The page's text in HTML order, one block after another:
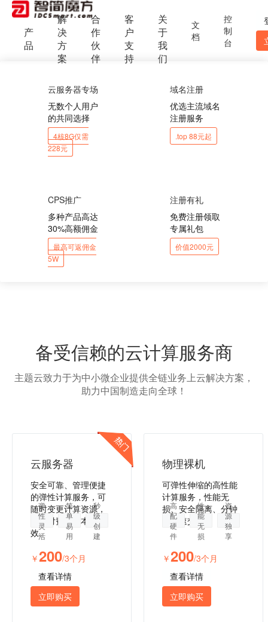
产
品
解
决
方
案
合
作
伙
伴
客
户
支
持
关
于
我
们
文
档
控
制
台
云服务器专场
无数个人用户
的共同选择
4核8G仅需
228元
域名注册
优选主流域名
注册服务
.top 88元起
CPS推广
多种产品高达
30%高额佣金
最高可返佣金
5W
注册有礼
免费注册领取
专属礼包
价值2000元
备受信赖的云计算服务商
主题云致力于为中小微企业提供全链业务上云解决方案，
助力中国制造走向全球！
云服务器
安全可靠、管理便捷
的弹性计算服务，可
随时变更计算资源，
按需付费，降本增
效。
弹
性
灵
活
简
单
易
用
秒
级
创
建
￥200/3个月
查看详情
立即购买
物理裸机
可弹性伸缩的高性能
计算服务，性能无
损、安全隔离、分钟
级极速交付。
高
配
硬
件
性
能
无
损
资
源
独
享
￥200/3个月
查看详情
立即购买